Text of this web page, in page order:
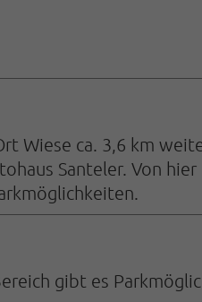
Wiese ca. 3,6 km
Santeler. Von hier
gibt es